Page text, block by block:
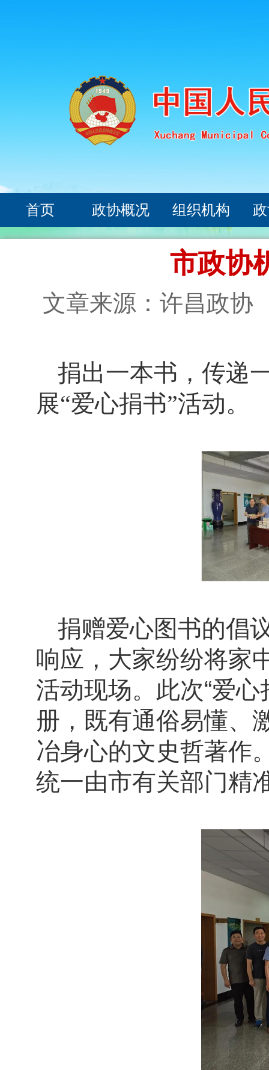
首页 政协概况 组织机构
市政协
文章来源：许昌政
捐出一本书，传递
展“爱心捐书”活动。
捐赠爱心图书的倡
响应，大家纷纷将家
活动现场。此次“爱
册，既有通俗易懂、
冶身心的文史哲著作
统一由市有关部门精